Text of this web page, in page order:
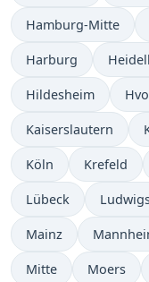
Hamburg-Mitte
Harburg
Hildesheim
Kaiserslautern
Köln Krefeld
Lübeck
Mainz
Mitte Moers